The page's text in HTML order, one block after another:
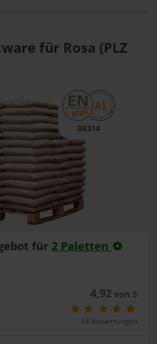
für Rosa (PLZ
DE314
für 2 Paletten
4,92von 5
48 Bewertungen